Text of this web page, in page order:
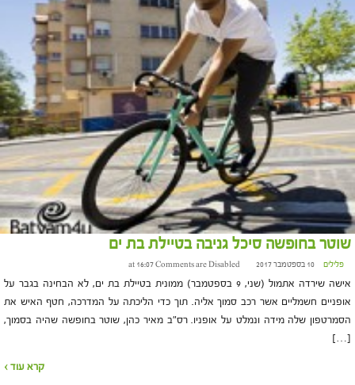
שוטר בחופשה סיכל גניבה בטיילת בת ים
פלילים 10 בספטמבר 2017 at 16:07 Comments are Disabled
אישה שירדה אתמול (שני, 9 בספטמבר) ממונית בטיילת בת ים, לא הבחינה בגבר על
אופניים חשמליים אשר רכב סמוך אליה. תוך כדי הליכתה על המדרכה, חטף האיש את
הסמרטפון שלה מידה ונמלט על אופניו. רס"ב מאיר כהן, שוטר בחופשה שהיה בסמוך,
[…]
קרא עוד ›